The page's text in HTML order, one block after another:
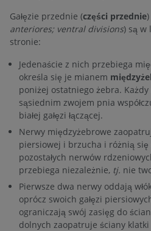
Gałęzie przednie (części przednie
anteriores; ventral divisions) są w
stronie:
Jedenaście z nich przebiega
określa się je mianem
poniżej ostatniego żebra. Każdy
sąsiednim zwojem pnia
białej gałęzi łączącej.
Nerwy międzyżebrowe
piersiowej i brzucha i różnią się
pozostałych nerwów
przebiega niezależnie, tj. nie
Pierwsze dwa nerwy oddają
oprócz swoich gałęzi
ograniczają swój zasięg do
dolnych zaopatruje ściany